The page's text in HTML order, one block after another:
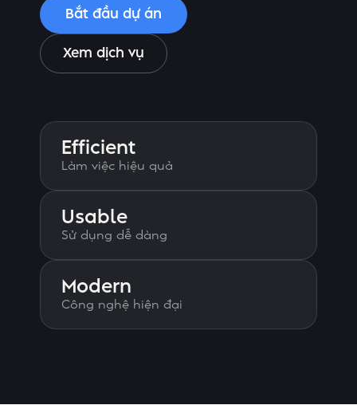
Bắt đầu dự án
Xem dịch vụ
Efficient
Làm việc hiệu quả
Usable
Sử dụng dễ dàng
Modern
Công nghệ hiện đại